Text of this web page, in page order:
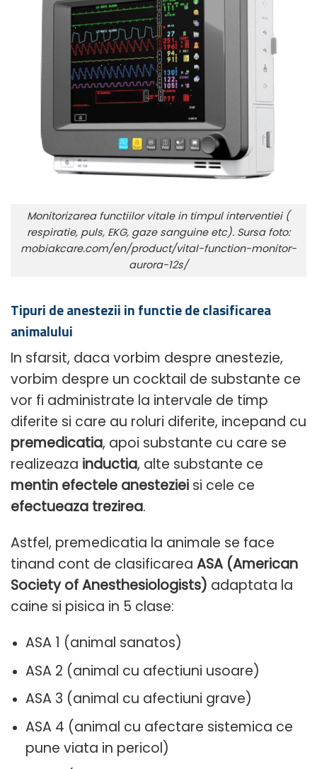
Monitorizarea functiilor vitale in timpul interventiei (
respiratie, puls, EKG, gaze sanguine etc). Sursa foto:
mobiakcare.com/en/product/vital-function-monitor-
aurora-12s/
Tipuri de anestezii in functie de clasificarea
animalului
In sfarsit, daca vorbim despre anestezie,
vorbim despre un cocktail de substante ce
vor fi administrate la intervale de timp
diferite si care au roluri diferite, incepand cu
premedicatia, apoi substante cu care se
realizeaza inductia, alte substante ce
mentin efectele anesteziei si cele ce
efectueaza trezirea.
Astfel, premedicatia la animale se face
tinand cont de clasificarea ASA (American
Society of Anesthesiologists) adaptata la
caine si pisica in 5 clase:
ASA 1 (animal sanatos)
ASA 2 (animal cu afectiuni usoare)
ASA 3 (animal cu afectiuni grave)
ASA 4 (animal cu afectare sistemica ce
pune viata in pericol)